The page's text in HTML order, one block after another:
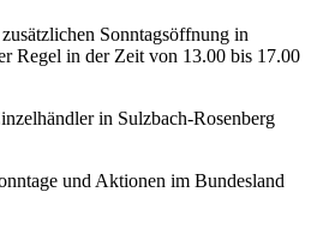
Sonntagsöffnung in
Regel in der Zeit von 13.00 bis 17.00
in Sulzbach-Rosenberg
und Aktionen im Bundesland